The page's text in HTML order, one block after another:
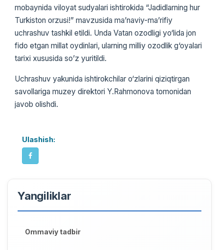
mobaynida viloyat sudyalari ishtirokida “Jadidlarning hur
Turkiston orzusi!” mavzusida ma’naviy-ma’rifiy
uchrashuv tashkil etildi. Unda Vatan ozodligi yo‘lida jon
fido etgan millat oydinlari, ularning milliy ozodlik g‘oyalari
tarixi xususida so’z yuritildi.
Uchrashuv yakunida ishtirokchilar o‘zlarini qiziqtirgan
savollariga muzey direktori Y.Rahmonova tomonidan
javob olishdi.
Ulashish:
Yangiliklar
Ommaviy tadbir